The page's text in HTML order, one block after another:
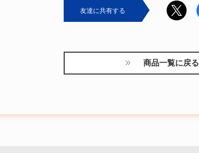
友達に共有する
商品一覧に戻る